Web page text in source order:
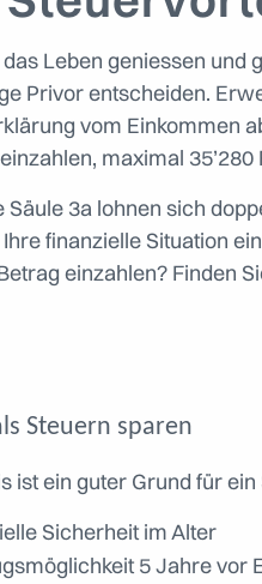
Leben geniessen und
Privor entscheiden.
vom Einkommen
maximal 35’280
Säule 3a lohnen sich
finanzielle Situation
einzahlen? Finden
Steuern sparen
ist ein guter Grund für
Sicherheit im Alter
5 Jahre vor